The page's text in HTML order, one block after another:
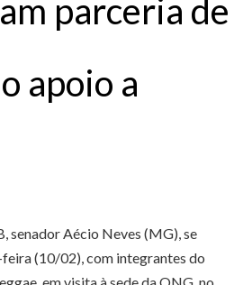
parceria de
apoio a
senador Aécio Neves (MG), se
feira (10/02), com integrantes do